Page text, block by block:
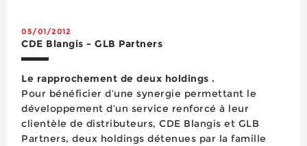
05/01/2012
CDE Blangis - GLB Partners
Le rapprochement de deux holdings .
Pour bénéficier d’une synergie permettant le
développement d’un service renforcé à leur
clientèle de distributeurs, CDE Blangis et GLB
Partners, deux holdings détenues par la famille